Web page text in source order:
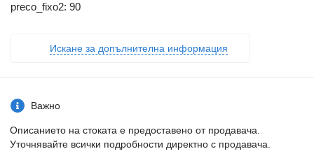
preco_fixo2: 90
Искане за допълнителна информация
Важно
Описанието на стоката е предоставено от продавача.
Уточнявайте всички подробности директно с продавача.